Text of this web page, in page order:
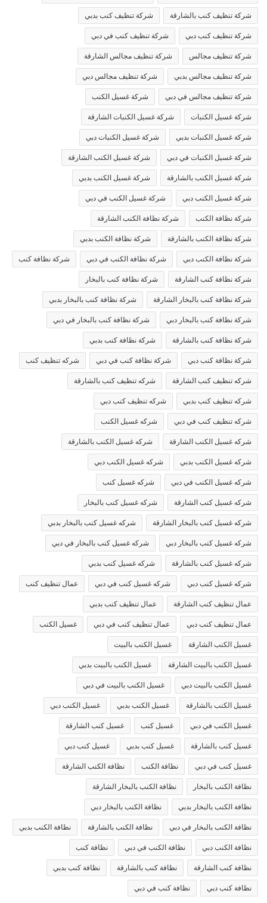
شركة تنظيف كنب بالشارقة شركة تنظيف كنب بدبي
شركة تنظيف كنب دبي شركة تنظيف كنب في دبي
شركة تنظيف مجالس شركة تنظيف مجالس الشارقة
شركة تنظيف مجالس بدبي شركة تنظيف مجالس دبي
شركة تنظيف مجالس في دبي شركة غسيل الكنب
شركة غسيل الكنبات شركة غسيل الكنبات الشارقة
شركة غسيل الكنبات بدبي شركة غسيل الكنبات دبي
شركة غسيل الكنبات في دبي شركة غسيل الكنب الشارقة
شركة غسيل الكنب بالشارقة شركة غسيل الكنب بدبي
شركة غسيل الكنب دبي شركة غسيل الكنب في دبي
شركة نظافة الكنب شركة نظافة الكنب الشارقة
شركة نظافة الكنب بالشارقة شركة نظافة الكنب بدبي
شركة نظافة الكنب دبي شركة نظافة الكنب في دبي شركة نظافة كنب
شركة نظافة كنب الشارقة شركة نظافة كنب بالبخار
شركة نظافة كنب بالبخار الشارقة شركة نظافة كنب بالبخار بدبي
شركة نظافة كنب بالبخار دبي شركة نظافة كنب بالبخار في دبي
شركة نظافة كنب بالشارقة شركة نظافة كنب بدبي
شركة نظافة كنب دبي شركة نظافة كنب في دبي شركه تنظيف كنب
شركه تنظيف كنب الشارقة شركه تنظيف كنب بالشارقة
شركه تنظيف كنب بدبي شركه تنظيف كنب دبي
شركه تنظيف كنب في دبي شركه غسيل الكنب
شركه غسيل الكنب الشارقة شركه غسيل الكنب بالشارقة
شركه غسيل الكنب بدبي شركه غسيل الكنب دبي
شركه غسيل الكنب في دبي شركه غسيل كنب
شركه غسيل كنب الشارقة شركه غسيل كنب بالبخار
شركه غسيل كنب بالبخار الشارقة شركه غسيل كنب بالبخار بدبي
شركه غسيل كنب بالبخار دبي شركه غسيل كنب بالبخار في دبي
شركه غسيل كنب بالشارقة شركه غسيل كنب بدبي
شركه غسيل كنب دبي شركه غسيل كنب في دبي عمال تنظيف كنب
عمال تنظيف كنب الشارقة عمال تنظيف كنب بدبي
عمال تنظيف كنب دبي عمال تنظيف كنب في دبي غسيل الكنب
غسيل الكنب الشارقة غسيل الكنب بالبيت
غسيل الكنب بالبيت الشارقة غسيل الكنب بالبيت بدبي
غسيل الكنب بالبيت دبي غسيل الكنب بالبيت في دبي
غسيل الكنب بالشارقة غسيل الكنب بدبي غسيل الكنب دبي
غسيل الكنب في دبي غسيل كنب غسيل كنب الشارقة
غسيل كنب بالشارقة غسيل كنب بدبي غسيل كنب دبي
غسيل كنب في دبي نظافة الكنب نظافة الكنب الشارقة
نظافة الكنب بالبخار نظافة الكنب بالبخار الشارقة
نظافة الكنب بالبخار بدبي نظافة الكنب بالبخار دبي
نظافة الكنب بالبخار في دبي نظافة الكنب بالشارقة نظافة الكنب بدبي
نظافة الكنب دبي نظافة الكنب في دبي نظافة كنب
نظافة كنب الشارقة نظافة كنب بالشارقة نظافة كنب بدبي
نظافة كنب دبي نظافة كنب في دبي